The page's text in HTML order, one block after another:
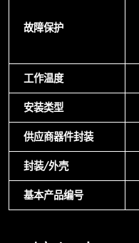
故障保护
工作温度
安装类型
供应商器件封装
封装/外壳
基本产品编号